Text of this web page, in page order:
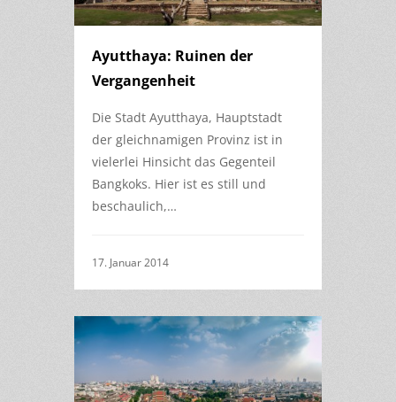
Ayutthaya: Ruinen der
Vergangenheit
Die Stadt Ayutthaya, Hauptstadt
der gleichnamigen Provinz ist in
vielerlei Hinsicht das Gegenteil
Bangkoks. Hier ist es still und
beschaulich,…
17. Januar 2014